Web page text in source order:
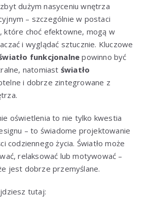
dużym nasyceniu wnętrza
– szczególnie w postaci
które choć efektowne, mogą w
i wyglądać sztucznie. Kluczowe
funkcjonalne powinno być
natomiast światło
i dobrze zintegrowane z
oświetlenia to nie tylko kwestia
– to świadome projektowanie
codziennego życia. Światło może
relaksować lub motywować –
jest dobrze przemyślane.
tutaj: